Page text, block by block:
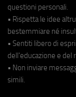
questioni personali.
• Rispetta le idee
bestemmiare né
• Sentiti libero di
dell'educazione e del
• Non inviare
simili.